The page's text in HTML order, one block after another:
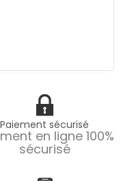
Paiement sécurisé
en ligne 100%
sécurisé